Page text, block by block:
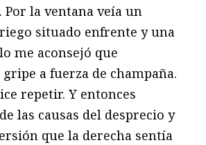
Por la ventana veía un
situado enfrente y una
me aconsejó que
a fuerza de champaña.
repetir. Y entonces
las causas del desprecio y
que la derecha sentía